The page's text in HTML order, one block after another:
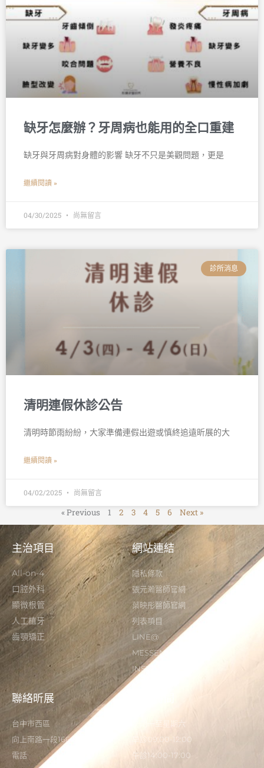
缺牙怎麼辦？牙周病也能用的全口重建
缺牙與牙周病對身體的影響 缺牙不只是美觀問題，更是
繼續閱讀 »
04/30/2025 尚無留言
診所消息
清明連假休診公告
清明時節雨紛紛，大家準備連假出遊或慎終追遠昕展的大
繼續閱讀 »
04/02/2025 尚無留言
« Previous 1 2 3 4 5 6 Next »
主治項目
All-on-4
口腔外科
顯微根管
人工植牙
齒顎矯正
網站連結
隱私條款
張元瀚醫師官網
葉映彤醫師官網
列表項目
LINE@
MESSENGER
INSTAGRAM
聯絡昕展
台中市西區
向上南路一段166-5號
電話
星期一至星期六
早診09:00-12:00
午診14:00-17:00